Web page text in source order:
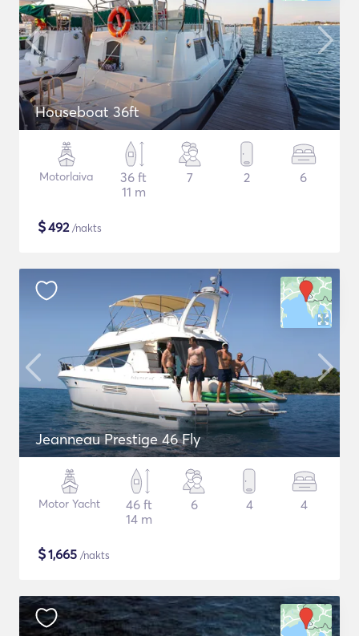
Houseboat 36ft
Motorlaiva
36 ft
11 m
7 2 6
$492/nakts
Jeanneau Prestige 46 Fly
Motor Yacht
46 ft
14 m
6 4 4
$1,665 /nakts